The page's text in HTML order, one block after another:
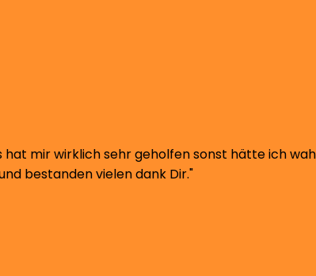
hat mir wirklich sehr geholfen sonst hätte ich
bestanden vielen dank Dir."